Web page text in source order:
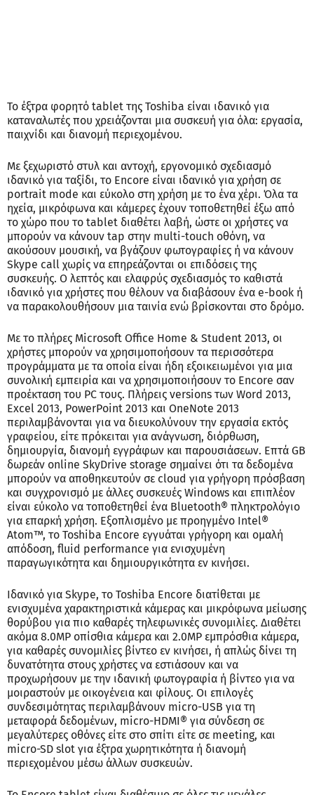
Το έξτρα φορητό tablet της Toshiba είναι ιδανικό για
καταναλωτές που χρειάζονται μια συσκευή για όλα: εργασία,
παιχνίδι και διανομή περιεχομένου.
Με ξεχωριστό στυλ και αντοχή, εργονομικό σχεδιασμό
ιδανικό για ταξίδι, το Encore είναι ιδανικό για χρήση σε
portrait mode και εύκολο στη χρήση με το ένα χέρι. Όλα τα
ηχεία, μικρόφωνα και κάμερες έχουν τοποθετηθεί έξω από
το χώρο που το tablet διαθέτει λαβή, ώστε οι χρήστες να
μπορούν να κάνουν tap στην multi-touch οθόνη, να
ακούσουν μουσική, να βγάζουν φωτογραφίες ή να κάνουν
Skype call χωρίς να επηρεάζονται οι επιδόσεις της
συσκευής. Ο λεπτός και ελαφρύς σχεδιασμός το καθιστά
ιδανικό για χρήστες που θέλουν να διαβάσουν ένα e-book ή
να παρακολουθήσουν μια ταινία ενώ βρίσκονται στο δρόμο.
Με το πλήρες Microsoft Office Home & Student 2013, οι
χρήστες μπορούν να χρησιμοποήσουν τα περισσότερα
προγράμματα με τα οποία είναι ήδη εξοικειωμένοι για μια
συνολική εμπειρία και να χρησιμοποιήσουν το Encore σαν
προέκταση του PC τους. Πλήρεις versions των Word 2013,
Excel 2013, PowerPoint 2013 και OneNote 2013
περιλαμβάνονται για να διευκολύνουν την εργασία εκτός
γραφείου, είτε πρόκειται για ανάγνωση, διόρθωση,
δημιουργία, διανομή εγγράφων και παρουσιάσεων. Επτά GB
δωρεάν online SkyDrive storage σημαίνει ότι τα δεδομένα
μπορούν να αποθηκευτούν σε cloud για γρήγορη πρόσβαση
και συγχρονισμό με άλλες συσκευές Windows και επιπλέον
είναι εύκολο να τοποθετηθεί ένα Bluetooth® πληκτρολόγιο
για επαρκή χρήση. Εξοπλισμένο με προηγμένο Intel®
Atom™, το Toshiba Encore εγγυάται γρήγορη και ομαλή
απόδοση, fluid performance για ενισχυμένη
παραγωγικότητα και δημιουργικότητα εν κινήσει.
Ιδανικό για Skype, το Toshiba Encore διατίθεται με
ενισχυμένα χαρακτηριστικά κάμερας και μικρόφωνα μείωσης
θορύβου για πιο καθαρές τηλεφωνικές συνομιλίες. Διαθέτει
ακόμα 8.0MP οπίσθια κάμερα και 2.0MP εμπρόσθια κάμερα,
για καθαρές συνομιλίες βίντεο εν κινήσει, ή απλώς δίνει τη
δυνατότητα στους χρήστες να εστιάσουν και να
προχωρήσουν με την ιδανική φωτογραφία ή βίντεο για να
μοιραστούν με οικογένεια και φίλους. Οι επιλογές
συνδεσιμότητας περιλαμβάνουν micro-USB για τη
μεταφορά δεδομένων, micro-HDMI® για σύνδεση σε
μεγαλύτερες οθόνες είτε στο σπίτι είτε σε meeting, και
micro-SD slot για έξτρα χωρητικότητα ή διανομή
περιεχομένου μέσω άλλων συσκευών.